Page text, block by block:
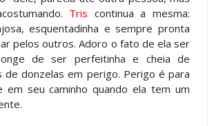
Tris continua a mesma:
esquentadinha e sempre pronta
pelos outros. Adoro o fato de ela ser
de ser perfeitinha e cheia de
de donzelas em perigo. Perigo é para
em seu caminho quando ela tem um